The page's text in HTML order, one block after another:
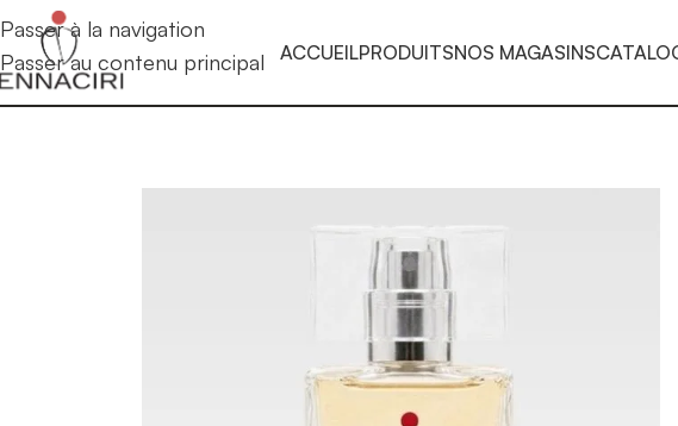
Passer à la navigation
Passer au contenu principal
ACCUEILPRODUITSNOS MAGASINS